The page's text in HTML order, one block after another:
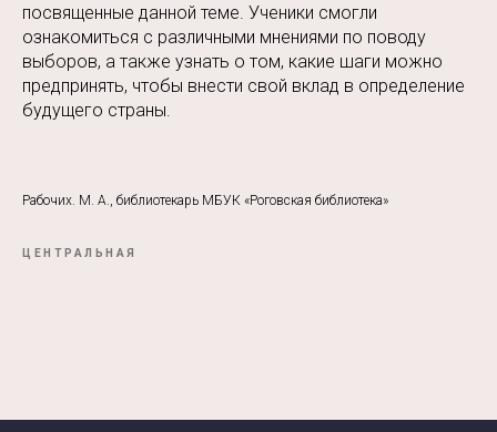
посвященные данной теме. Ученики смогли
ознакомиться с различными мнениями по поводу
выборов, а также узнать о том, какие шаги можно
предпринять, чтобы внести свой вклад в определение
будущего страны.
Рабочих. М. А., библиотекарь МБУК «Роговская библиотека»
ЦЕНТРАЛЬНАЯ